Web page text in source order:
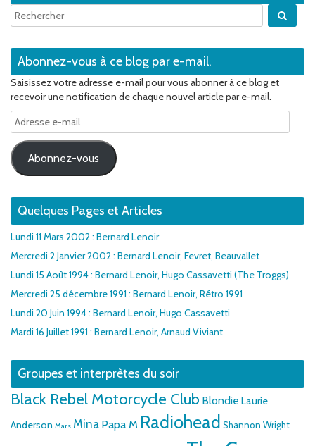
Abonnez-vous à ce blog par e-mail.
Saisissez votre adresse e-mail pour vous abonner à ce blog et
recevoir une notification de chaque nouvel article par e-mail.
Adresse
e-
mail
Abonnez-vous
Quelques Pages et Articles
Lundi 11 Mars 2002 : Bernard Lenoir
Mercredi 2 Janvier 2002 : Bernard Lenoir, Fevret, Beauvallet
Lundi 15 Août 1994 : Bernard Lenoir, Hugo Cassavetti (The Troggs)
Mercredi 25 décembre 1991 : Bernard Lenoir, Rétro 1991
Lundi 20 Juin 1994 : Bernard Lenoir, Hugo Cassavetti
Mardi 16 Juillet 1991 : Bernard Lenoir, Arnaud Viviant
Groupes et interprètes du soir
Black Rebel Motorcycle Club Blondie Laurie
Anderson Mars Mina Papa M Radiohead Shannon Wright